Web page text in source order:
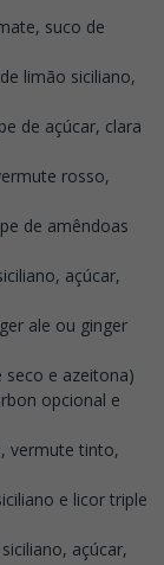
suco de
limão siciliano,
de açúcar, clara
rosso,
de amêndoas
açúcar,
ale ou ginger
seco e azeitona)
opcional e
vermute tinto,
e licor triple
açúcar,